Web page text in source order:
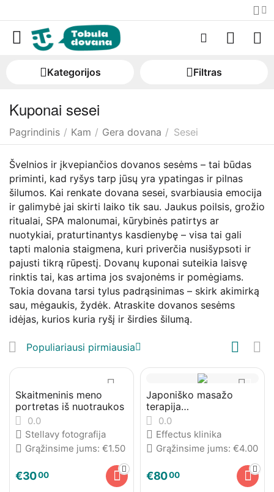
Kategorijos Filtras
Kuponai sesei
Pagrindinis / Kam / Gera dovana / Sesei
Švelnios ir įkvepiančios dovanos sesėms – tai būdas
priminti, kad ryšys tarp jūsų yra ypatingas ir pilnas
šilumos. Kai renkate dovana sesei, svarbiausia emocija
ir galimybė jai skirti laiko tik sau. Jaukus poilsis, grožio
ritualai, SPA malonumai, kūrybinės patirtys ar
nuotykiai, praturtinantys kasdienybę – visa tai gali
tapti malonia staigmena, kuri priverčia nusišypsoti ir
pajusti tikrą rūpestį. Dovanų kuponai suteikia laisvę
rinktis tai, kas artima jos svajonėms ir pomėgiams.
Tokia dovana tarsi tylus padrąsinimas – skirk akimirką
sau, mėgaukis, žydėk. Atraskite dovanos sesėms
idėjas, kurios kuria ryšį ir širdies šilumą.
Populiariausi pirmiausia
Skaitmeninis meno
portretas iš nuotraukos
0.0
Stellavy fotografija
Grąžinsime jums: €1.50
€3000
Japoniško masažo
terapija
(Kobido+kaukė+rankų
masažas)
0.0
Effectus klinika
Grąžinsime jums: €4.00
€8000